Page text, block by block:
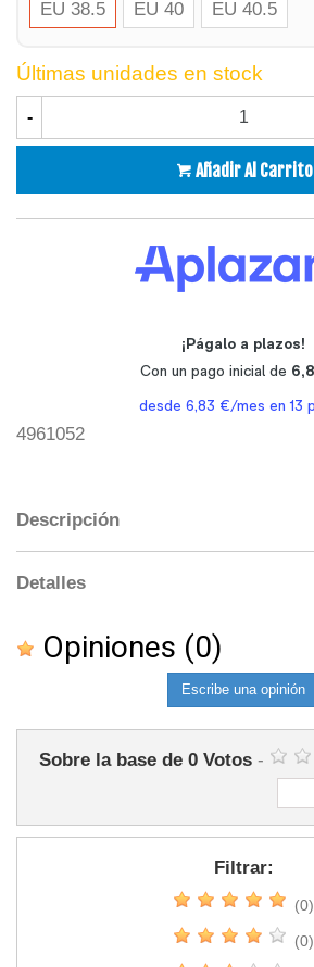
EU 38.5 EU 40 EU 40.5
Últimas unidades en stock
-
Añadir Al Carrito
4961052
Descripción
Detalles
Opiniones (0)
Escribe una opinión
Sobre la base de 0 Votos -
Filtrar:
(0)
(0)